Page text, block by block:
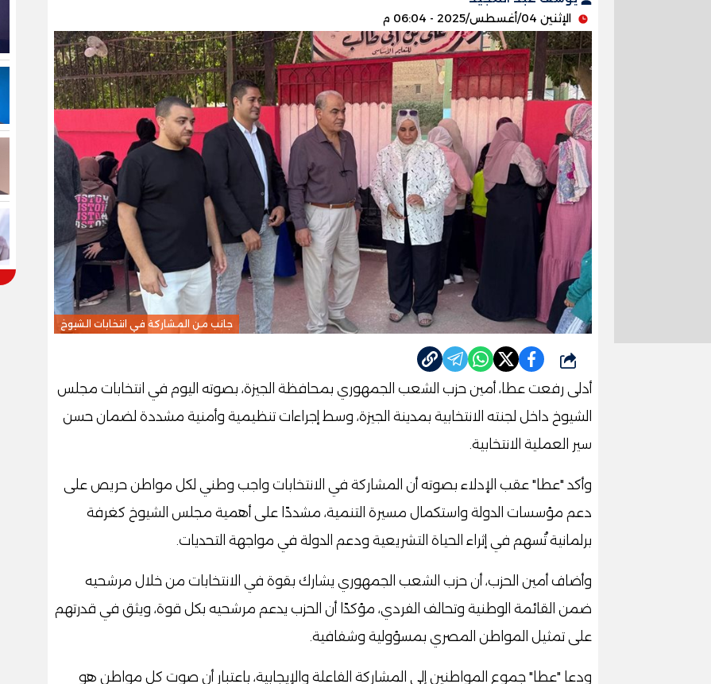
الإثنين 04/أغسطس/2025 - 06:04 م
جانب من المشاركة في انتخابات الشيوخ
شارك
أدلى رفعت عطا، أمين حزب الشعب الجمهوري بمحافظة الجيزة، بصوته اليوم في انتخابات مجلس
الشيوخ داخل لجنته الانتخابية بمدينة الجيزة، وسط إجراءات تنظيمية وأمنية مشددة لضمان حسن
سير العملية الانتخابية.
وأكد "عطا" عقب الإدلاء بصوته أن المشاركة في الانتخابات واجب وطني لكل مواطن حريص على
دعم مؤسسات الدولة واستكمال مسيرة التنمية، مشددًا على أهمية مجلس الشيوخ كغرفة
برلمانية تُسهم في إثراء الحياة التشريعية ودعم الدولة في مواجهة التحديات.
وأضاف أمين الحزب، أن حزب الشعب الجمهوري يشارك بقوة في الانتخابات من خلال مرشحيه
ضمن القائمة الوطنية وتحالف الفردي، مؤكدًا أن الحزب يدعم مرشحيه بكل قوة، ويثق في قدرتهم
على تمثيل المواطن المصري بمسؤولية وشفافية.
ودعا "عطا" جموع المواطنين إلى المشاركة الفاعلة والإيجابية، باعتبار أن صوت كل مواطن هو